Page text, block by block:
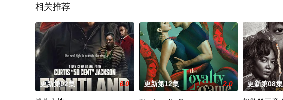
相关推荐
更新第02集 6.0 更新第12集 2.0 更新第08集